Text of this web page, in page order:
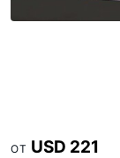
ОТ USD 221